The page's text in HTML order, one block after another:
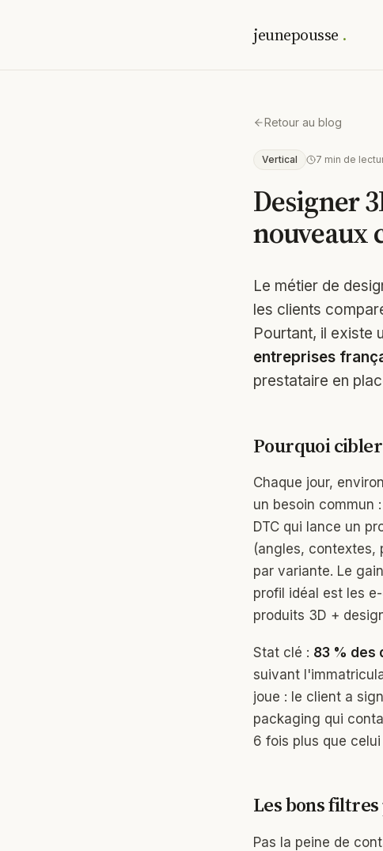
jeunepousse .
Retour au blog
Vertical 7 min de
Designer
nouveaux
Le métier de
les clients
Pourtant, il existe
entreprises
prestataire en
Pourquoi
Chaque jour, environ
un besoin commun
DTC qui lance un
(angles, contextes,
par variante. Le
profil idéal est les
produits 3D +
Stat clé : 83 % des
suivant
joue : le client a
packaging qui
6 fois plus que
Les bons
Pas la peine de